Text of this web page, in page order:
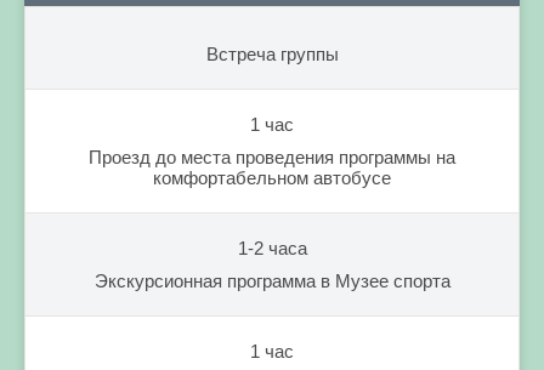
Встреча группы
1 час
Проезд до места проведения программы на
комфортабельном автобусе
1-2 часа
Экскурсионная программа в Музее спорта
1 час